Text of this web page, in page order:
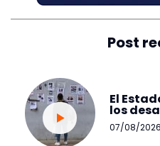
Post
El
los
07/08/2026